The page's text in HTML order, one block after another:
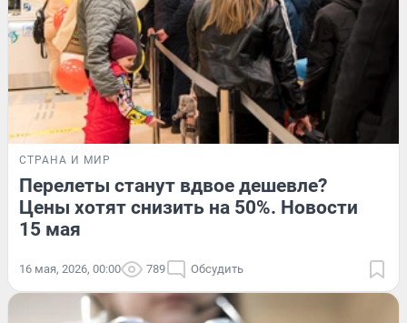
СТРАНА И МИР
Перелеты станут вдвое дешевле?
Цены хотят снизить на 50%. Новости
15 мая
16 мая, 2026, 00:00 789 Обсудить